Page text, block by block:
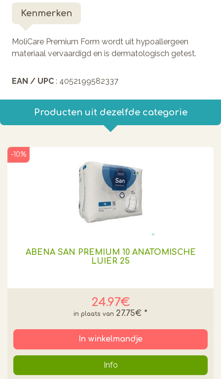
Kenmerken
MoliCare Premium Form wordt uit hypoallergeen
materiaal vervaardigd en is dermatologisch getest.
EAN / UPC : 4052199582337
Producten uit dezelfde categorie
ABENA SAN PREMIUM 10 ANATOMISCHE
LUIER 25
24.97€
-10%
27.75€ *
In winkelmandje
Info